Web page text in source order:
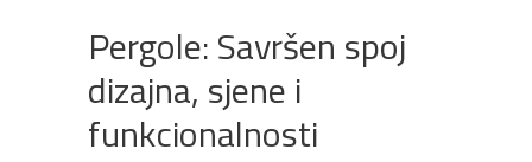
Pergole: Savršen spoj
dizajna, sjene i
funkcionalnosti